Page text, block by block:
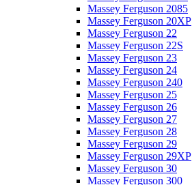
Massey Ferguson 2085
Massey Ferguson 20XP
Massey Ferguson 22
Massey Ferguson 22S
Massey Ferguson 23
Massey Ferguson 24
Massey Ferguson 240
Massey Ferguson 25
Massey Ferguson 26
Massey Ferguson 27
Massey Ferguson 28
Massey Ferguson 29
Massey Ferguson 29XP
Massey Ferguson 30
Massey Ferguson 300